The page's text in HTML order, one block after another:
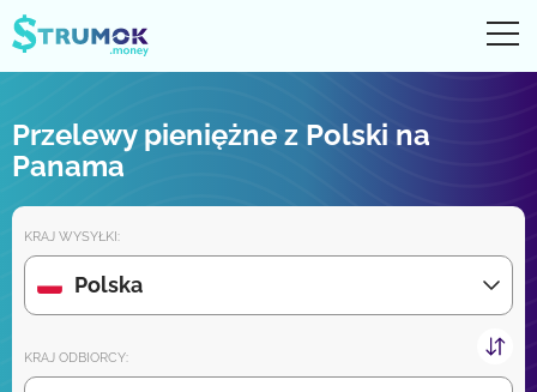
Przelewy pieniężne
Digital konto
Recenzje partnerów
Wkrótce pobierz aplikację na iPhone'a i Androida:
Przelewy pieniężne z Polski na
Panama
KRAJ WYSYŁKI:
Polska
KRAJ ODBIORCY: